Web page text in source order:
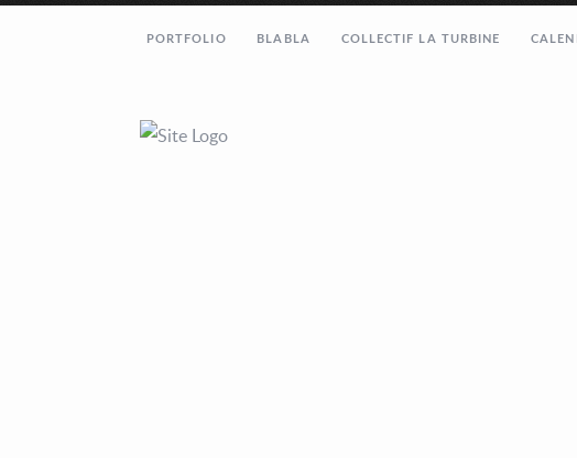
PORTFOLIO BLABLA COLLECTIF LA TURBINE